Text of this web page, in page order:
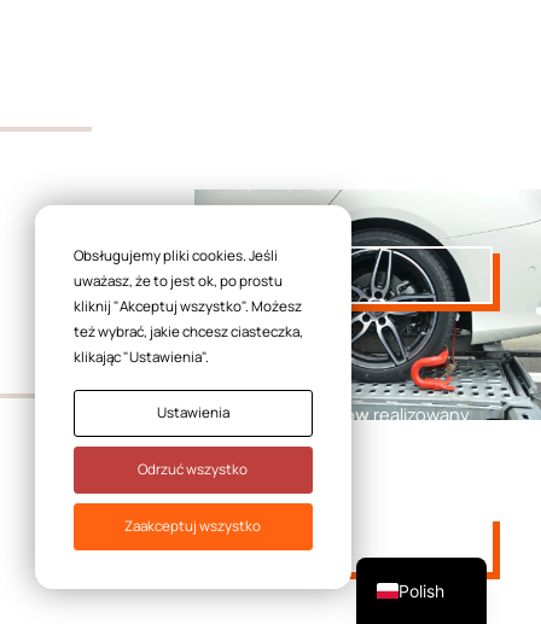
od 1 do 30 dni.
CZYTAJ WIĘCEJ
Wynajem
długoterminowy
Długoterminowy wynajem samochodówrealizowany
przez wypożyczalnię Wygodne Auto dotyczy wynajmu
na okres od 1 miesiąca.
CZYTAJ WIĘCEJ
Obsługujemy pliki cookies. Jeśli
uważasz, że to jest ok, po prostu
kliknij "Akceptuj wszystko". Możesz
też wybrać, jakie chcesz ciasteczka,
klikając "Ustawienia".
Ustawienia
Odrzuć wszystko
Zaakceptuj wszystko
Polish